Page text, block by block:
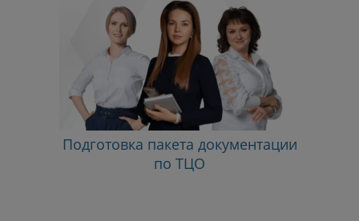
Подготовка пакета документации
по ТЦО